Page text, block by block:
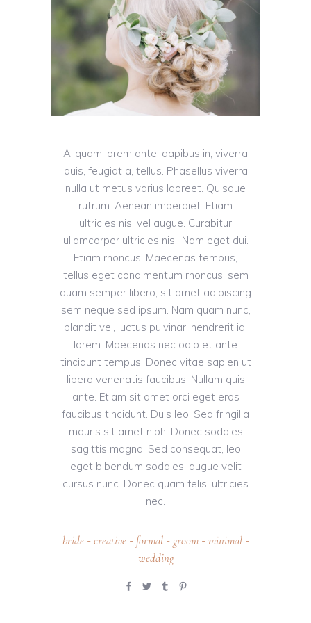
Aliquam lorem ante, dapibus in, viverra
quis, feugiat a, tellus. Phasellus viverra
nulla ut metus varius laoreet. Quisque
rutrum. Aenean imperdiet. Etiam
ultricies nisi vel augue. Curabitur
ullamcorper ultricies nisi. Nam eget dui.
Etiam rhoncus. Maecenas tempus,
tellus eget condimentum rhoncus, sem
quam semper libero, sit amet adipiscing
sem neque sed ipsum. Nam quam nunc,
blandit vel, luctus pulvinar, hendrerit id,
lorem. Maecenas nec odio et ante
tincidunt tempus. Donec vitae sapien ut
libero venenatis faucibus. Nullam quis
ante. Etiam sit amet orci eget eros
faucibus tincidunt. Duis leo. Sed fringilla
mauris sit amet nibh. Donec sodales
sagittis magna. Sed consequat, leo
eget bibendum sodales, augue velit
cursus nunc. Donec quam felis, ultricies
nec.
bride- creative- formal- groom- minimal-
wedding